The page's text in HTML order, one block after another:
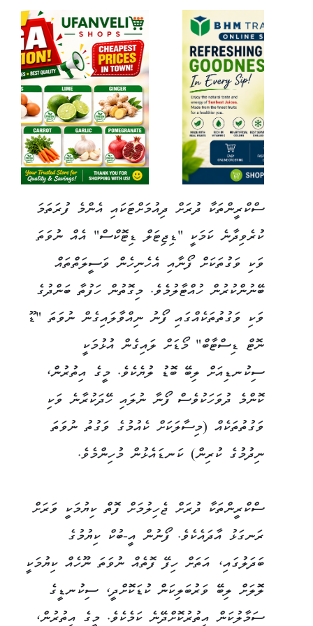
ސްކްރީންތަކާ ދުރަށް ދިއުމަށްޓަކައި އެންމެ ފުރަތަމަ
ކުރެވިދާނެ ކަމަކީ "ޑިޖިޓަލް ޑިޓޮކްސް" އެއް ނުވަތަ
ވަކި ވަގުތަކަށް ފޯނާއި އެހެނިހެން ވަސީލަތްތައް
ބޭނުންކުރުން ހުއްޓާލުމެވެ. މިގޮތުން ހަފުތާ ބަންދުގެ
ވަކި ވަގުތުތަކެއްގައި ފޯނު ނިއްވާލައިގެން ނުވަތަ "ޑޫ
ނޮޓް ޑިސްޓާބް" މޯޑަށް ލައިގެން އުޅުމަކީ
ސިކުނޑިއަށް ލިބޭ ބޮޑު ލުޔެކެވެ. މީގެ އިތުރުން،
ކޮންމެ ދުވަހަކުވެސް ފޯނާ ނުލައި ހޭދަކުރާނެ ވަކި
ވަގުތުތަކެއް (މިސާލަކަށް ކެއުމުގެ ވަގުތު ނުވަތަ
ނިދުމުގެ ކުރިން) ކަނޑައެޅުން މުހިންމެވެ.
ސްކްރީންތަކާ ދުރަށް ޖެހިލުމަށް ފޮތް ކިޔުމަކީ ވަރަށް
ރަނގަޅު އާދައެކެވެ. ފޯނުން އީ-ބުކް ކިޔުމުގެ
ބަދަލުގައި، އަތަށް ހިފޭ ފޮތެއް ނުވަތަ ނޫހެއް ކިޔުމަކީ
ލޮލަށް ލިބޭ ވަރުބަލިކަން ކުޑަކޮށްދީ، ސިކުނޑީގެ
ސަމާލުކަން އިތުރުކޮށްދޭނެ ކަމެކެވެ. މީގެ އިތުރުން،